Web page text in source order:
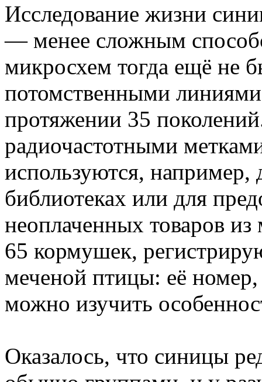
Исследование жизни
— менее сложным
микросхем тогда ещё не
потомственными
протяжении 35
радиочастотными
используются, например,
библиотеках или для
неоплаченных товаров из
65 кормушек,
меченой птицы: её
можно изучить
Оказалось, что синицы